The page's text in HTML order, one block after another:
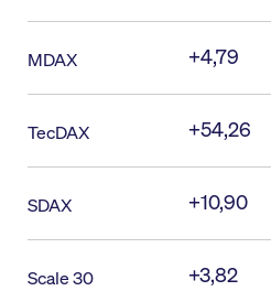
MDAX +4,79
TecDAX +54,26
SDAX +10,90
Scale 30 +3,82